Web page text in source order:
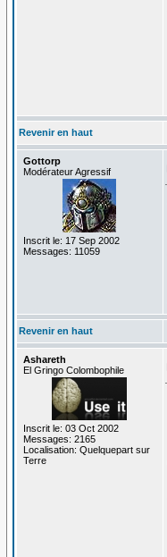
Revenir en haut
Gottorp
Modérateur Agressif
Inscrit le: 17 Sep 2002
Messages: 11059
Revenir en haut
Ashareth
El Gringo Colombophile
Inscrit le: 03 Oct 2002
Messages: 2165
Localisation: Quelquepart sur
Terre